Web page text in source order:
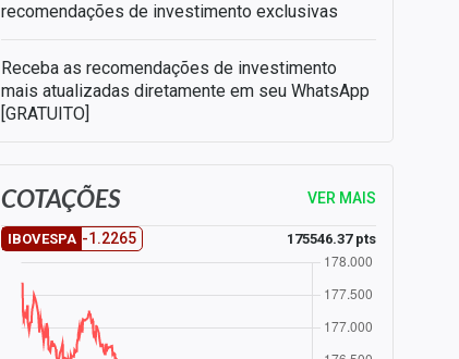
recomendações de investimento exclusivas
Receba as recomendações de investimento
mais atualizadas diretamente em seu WhatsApp
[GRATUITO]
COTAÇÕES VER MAIS
IBOVESPA -1.2265 175546.37 pts